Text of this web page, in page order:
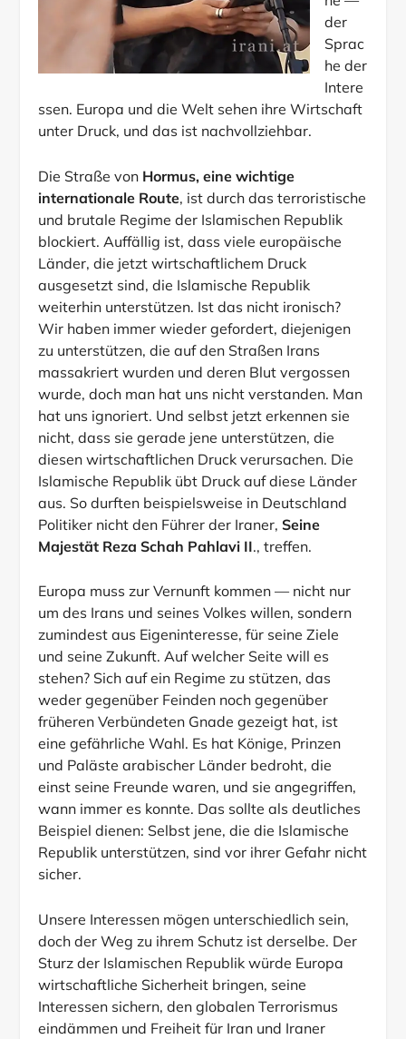
der
Sprac
he der
Intere
ssen. Europa und die Welt sehen ihre Wirtschaft
unter Druck, und das ist nachvollziehbar.
Die Straße von Hormus, eine wichtige
internationale Route, ist durch das terroristische
und brutale Regime der Islamischen Republik
blockiert. Auffällig ist, dass viele europäische
Länder, die jetzt wirtschaftlichem Druck
ausgesetzt sind, die Islamische Republik
weiterhin unterstützen. Ist das nicht ironisch?
Wir haben immer wieder gefordert, diejenigen
zu unterstützen, die auf den Straßen Irans
massakriert wurden und deren Blut vergossen
wurde, doch man hat uns nicht verstanden. Man
hat uns ignoriert. Und selbst jetzt erkennen sie
nicht, dass sie gerade jene unterstützen, die
diesen wirtschaftlichen Druck verursachen. Die
Islamische Republik übt Druck auf diese Länder
aus. So durften beispielsweise in Deutschland
Politiker nicht den Führer der Iraner,Seine
Majestät Reza Schah Pahlavi II., treffen.
Europa muss zur Vernunft kommen — nicht nur
um des Irans und seines Volkes willen, sondern
zumindest aus Eigeninteresse, für seine Ziele
und seine Zukunft. Auf welcher Seite will es
stehen? Sich auf ein Regime zu stützen, das
weder gegenüber Feinden noch gegenüber
früheren Verbündeten Gnade gezeigt hat, ist
eine gefährliche Wahl. Es hat Könige, Prinzen
und Paläste arabischer Länder bedroht, die
einst seine Freunde waren, und sie angegriffen,
wann immer es konnte. Das sollte als deutliches
Beispiel dienen: Selbst jene, die die Islamische
Republik unterstützen, sind vor ihrer Gefahr nicht
sicher.
Unsere Interessen mögen unterschiedlich sein,
doch der Weg zu ihrem Schutz ist derselbe. Der
Sturz der Islamischen Republik würde Europa
wirtschaftliche Sicherheit bringen, seine
Interessen sichern, den globalen Terrorismus
eindämmen und Freiheit für Iran und Iraner